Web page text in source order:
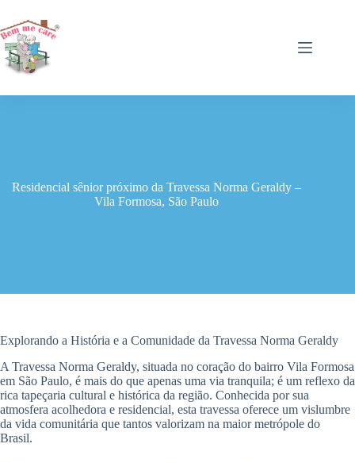
para
o
conteúdo
Residencial sênior próximo da Travessa Norma Geraldy –
Vila Formosa, São Paulo
Explorando a História e a Comunidade da Travessa Norma Geraldy
A Travessa Norma Geraldy, situada no coração do bairro Vila Formosa
em São Paulo, é mais do que apenas uma via tranquila; é um reflexo da
rica tapeçaria cultural e histórica da região. Conhecida por sua
atmosfera acolhedora e residencial, esta travessa oferece um vislumbre
da vida comunitária que tantos valorizam na maior metrópole do
Brasil.